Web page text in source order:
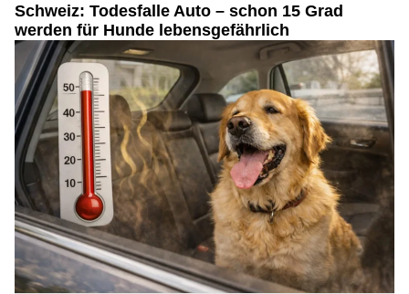
Schweiz: Todesfalle Auto – schon 15 Grad
werden für Hunde lebensgefährlich